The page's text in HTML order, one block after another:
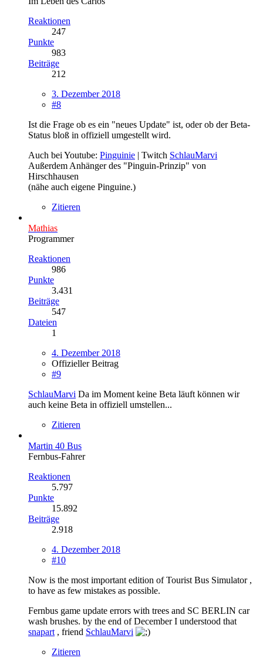
Reaktionen
247
Punkte
983
Beiträge
212
3. Dezember 2018
#8
Ist die Frage ob es ein "neues Update" ist, oder ob der Beta-
Status bloß in offiziell umgestellt wird.
Auch bei Youtube: Pinguinie | Twitch SchlauMarvi
Außerdem Anhänger des "Pinguin-Prinzip" von
Hirschhausen
(nähe auch eigene Pinguine.)
Zitieren
Mathias
Programmer
Reaktionen
986
Punkte
3.431
Beiträge
547
Dateien
1
4. Dezember 2018
Offizieller Beitrag
#9
SchlauMarvi Da im Moment keine Beta läuft können wir
auch keine Beta in offiziell umstellen...
Zitieren
Martin 40 Bus
Fernbus-Fahrer
Reaktionen
5.797
Punkte
15.892
Beiträge
2.918
4. Dezember 2018
#10
Now is the most important edition of Tourist Bus Simulator ,
to have as few mistakes as possible.
Fernbus game update errors with trees and SC BERLIN car
wash brushes. by the end of December I understood that
snapart , friend SchlauMarvi
Zitieren